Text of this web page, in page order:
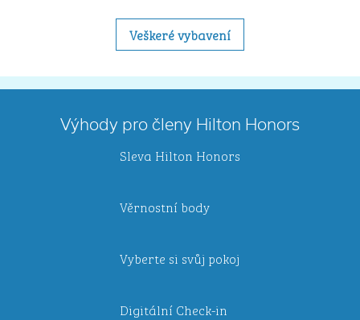
Veškeré vybavení
Výhody pro členy Hilton Honors
Sleva Hilton Honors
Věrnostní body
Vyberte si svůj pokoj
Digitální Check-in